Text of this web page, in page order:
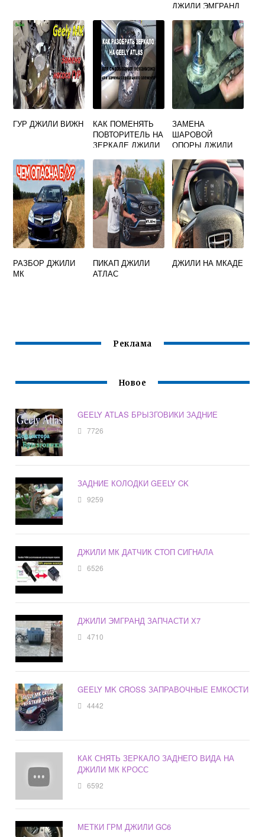
ДЖИЛИ ЭМГРАНД
ГУР ДЖИЛИ ВИЖН
КАК ПОМЕНЯТЬ
ПОВТОРИТЕЛЬ НА
ЗЕРКАЛЕ ДЖИЛИ
ЗАМЕНА
ШАРОВОЙ
ОПОРЫ ДЖИЛИ
РАЗБОР ДЖИЛИ
МК
ПИКАП ДЖИЛИ
АТЛАС
ДЖИЛИ НА МКАДЕ
Реклама
Новое
GEELY ATLAS БРЫЗГОВИКИ ЗАДНИЕ
7726
ЗАДНИЕ КОЛОДКИ GEELY CK
9259
ДЖИЛИ МК ДАТЧИК СТОП СИГНАЛА
6526
ДЖИЛИ ЭМГРАНД ЗАПЧАСТИ Х7
4710
GEELY MK CROSS ЗАПРАВОЧНЫЕ ЕМКОСТИ
4442
КАК СНЯТЬ ЗЕРКАЛО ЗАДНЕГО ВИДА НА
ДЖИЛИ МК КРОСС
6592
МЕТКИ ГРМ ДЖИЛИ GC6